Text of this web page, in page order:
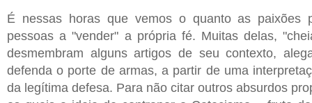
É nessas horas que vemos o quanto as paixões
pessoas a "vender" a própria fé. Muitas delas,
desmembram alguns artigos de seu contexto,
defenda o porte de armas, a partir de uma
da legítima defesa. Para não citar outros absurdos